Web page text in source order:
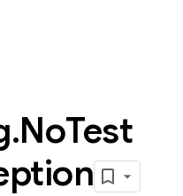
.NoTest